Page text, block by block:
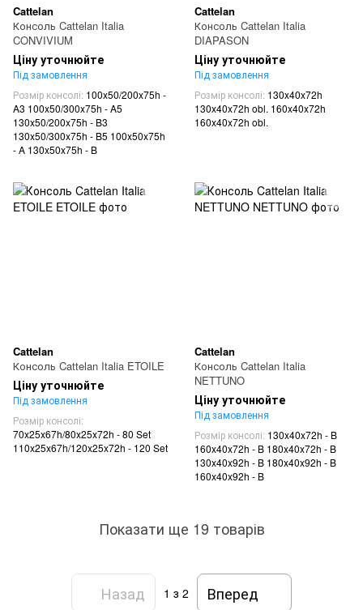
Cattelan
Консоль Cattelan Italia
CONVIVIUM
Ціну уточнюйте
Під замовлення
Розмір консолі 100x50/200x75h -
A3 100x50/300x75h - A5
130x50/200x75h - B3
130x50/300x75h - B5 100x50x75h
- A 130x50x75h - B
Cattelan
Консоль Cattelan Italia
DIAPASON
Ціну уточнюйте
Під замовлення
Розмір консолі 130x40x72h
130x40x72h obl. 160x40x72h
160x40x72h obl.
Cattelan
Консоль Cattelan Italia ETOILE
Ціну уточнюйте
Під замовлення
Розмір консолі
70x25x67h/80x25x72h - 80 Set
110x25x67h/120x25x72h - 120 Set
Cattelan
Консоль Cattelan Italia
NETTUNO
Ціну уточнюйте
Під замовлення
Розмір консолі 130x40x72h - B
160x40x72h - B 180x40x72h - B
130x40x92h - B 180x40x92h - B
160x40x92h - B
Показати ще 19 товарів
Назад 1 з 2 Вперед